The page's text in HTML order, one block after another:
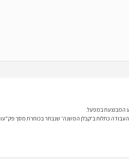
המבוצעת במפעל.
העבודה כתלות ב'קבלן המשנה' שנבחר בכותרת מסך